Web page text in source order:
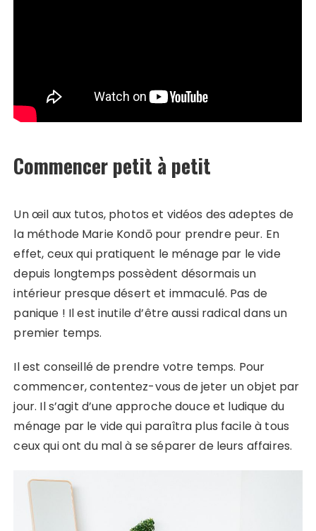
Commencer petit à petit
Un œil aux tutos, photos et vidéos des adeptes de
la méthode Marie Kondō pour prendre peur. En
effet, ceux qui pratiquent le ménage par le vide
depuis longtemps possèdent désormais un
intérieur presque désert et immaculé. Pas de
panique ! Il est inutile d’être aussi radical dans un
premier temps.
Il est conseillé de prendre votre temps. Pour
commencer, contentez-vous de jeter un objet par
jour. Il s’agit d’une approche douce et ludique du
ménage par le vide qui paraîtra plus facile à tous
ceux qui ont du mal à se séparer de leurs affaires.